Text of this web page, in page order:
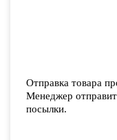
Отправка товара
Менеджер
посылки.